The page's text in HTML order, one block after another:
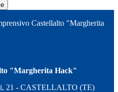
Castellalto "Margherita
"Margherita Hack"
21 - CASTELLALTO (TE)